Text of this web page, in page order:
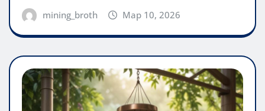
mining_broth Мар 10, 2026